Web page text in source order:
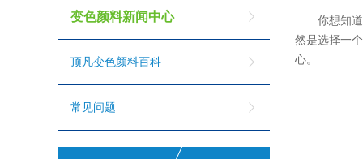
变色颜料新闻中心
顶凡变色颜料百科
常见问题
你想知
然是选择一
心。